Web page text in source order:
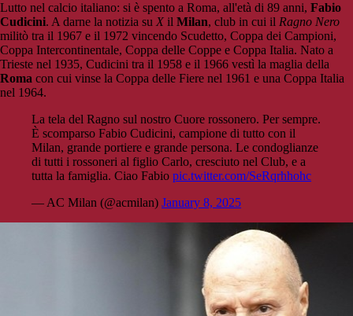
Lutto nel calcio italiano: si è spento a Roma, all'età di 89 anni, Fabio
Cudicini. A darne la notizia suX il Milan, club in cui il Ragno Nero
militò tra il 1967 e il 1972 vincendo Scudetto, Coppa dei Campioni,
Coppa Intercontinentale, Coppa delle Coppe e Coppa Italia. Nato a
Trieste nel 1935, Cudicini tra il 1958 e il 1966 vestì la maglia della
Roma con cui vinse la Coppa delle Fiere nel 1961 e una Coppa Italia
nel 1964.
La tela del Ragno sul nostro Cuore rossonero. Per sempre.
È scomparso Fabio Cudicini, campione di tutto con il
Milan, grande portiere e grande persona. Le condoglianze
di tutti i rossoneri al figlio Carlo, cresciuto nel Club, e a
tutta la famiglia. Ciao Fabio pic.twitter.com/SeRqrhhohc
— AC Milan (@acmilan) January 8, 2025